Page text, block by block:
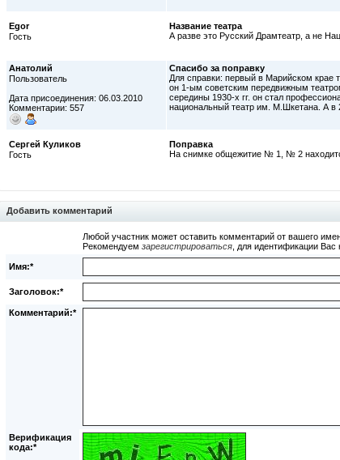
Egor
Гость
Название театра
А разве это Русский Драмтеатр, а не
Анатолий
Пользователь
Дата присоединения: 06.03.2010
Комментарии: 557
Спасибо за поправку
Для справки: первый в Марийском крае
он 1-ым советским передвижным
середины 1930-х гг. он стал
национальный театр им. М.Шкетана. А в
Сергей Куликов
Гость
Поправка
На снимке общежитие № 1, № 2
Добавить комментарий
Любой участник может оставить комментарий от вашего
Рекомендуем зарегистрироваться , для идентификации Вас
Имя:*
Заголовок:*
Комментарий:*
Верификация
кода:*